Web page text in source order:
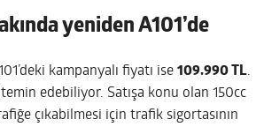
yeniden A101’de
kampanyalı fiyatı ise 109.990 TL.
edebiliyor. Satışa konu olan 150cc
çıkabilmesi için trafik sigortasının